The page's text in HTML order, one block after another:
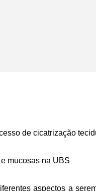
de cicatrização
mucosas na UBS
aspectos a